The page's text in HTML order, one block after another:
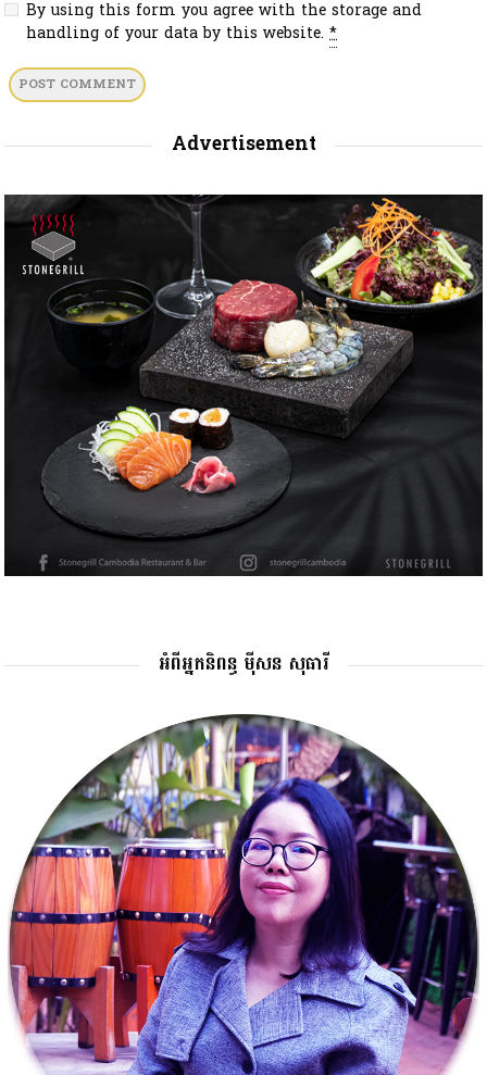
By using this form you agree with the storage and
handling of your data by this website.*
Advertisement
អំពីអ្នកនិពន្ធ ម៉ីសន សុធារី